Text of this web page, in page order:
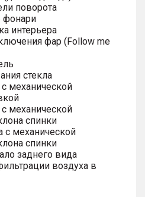
поворота
фонари
интерьера
фар (Follow me
стекла
механической
механической
спинки
с механической
спинки
заднего вида
воздуха в